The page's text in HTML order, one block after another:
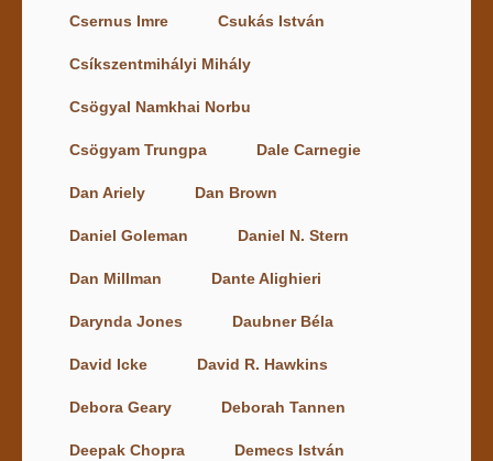
Csernus Imre Csukás István
Csíkszentmihályi Mihály
Csögyal Namkhai Norbu
Csögyam Trungpa Dale Carnegie
Dan Ariely Dan Brown
Daniel Goleman Daniel N. Stern
Dan Millman Dante Alighieri
Darynda Jones Daubner Béla
David Icke David R. Hawkins
Debora Geary Deborah Tannen
Deepak Chopra Demecs István